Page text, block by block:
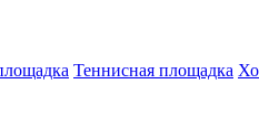
Теннисная площадка